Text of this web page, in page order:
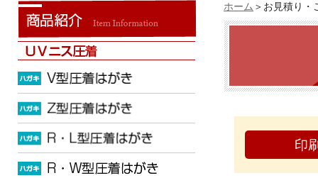
ホーム ＞お見積り・
印